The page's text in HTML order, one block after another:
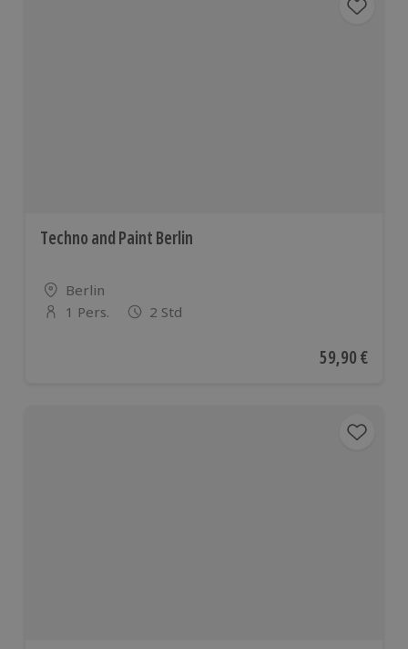
Techno and Paint Berlin
Standort
Berlin
Anzahl der Teilnehmer
1 Pers. 2 Std
Aktueller
59,90 €